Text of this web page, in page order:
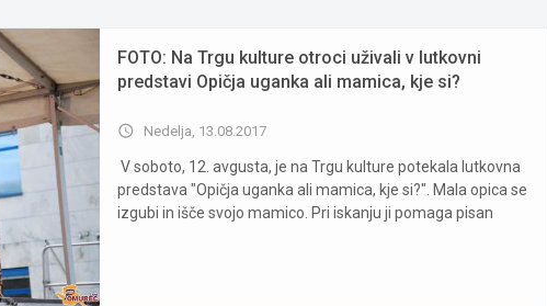
FOTO: Na Trgu kulture otroci uživali v lutkovni
predstavi Opičja uganka ali mamica, kje si?
access_time Nedelja, 13.08.2017
V soboto, 12. avgusta, je na Trgu kulture potekala lutkovna
predstava "Opičja uganka ali mamica, kje si?". Mala opica se
izgubi in išče svojo mamico. Pri iskanju ji pomaga pisan